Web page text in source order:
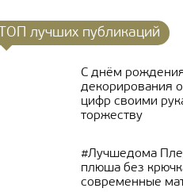
ТОП лучших публикаций
С днём
декорирования
цифр своими
торжеству
#Лучшедома
плюша без
современные